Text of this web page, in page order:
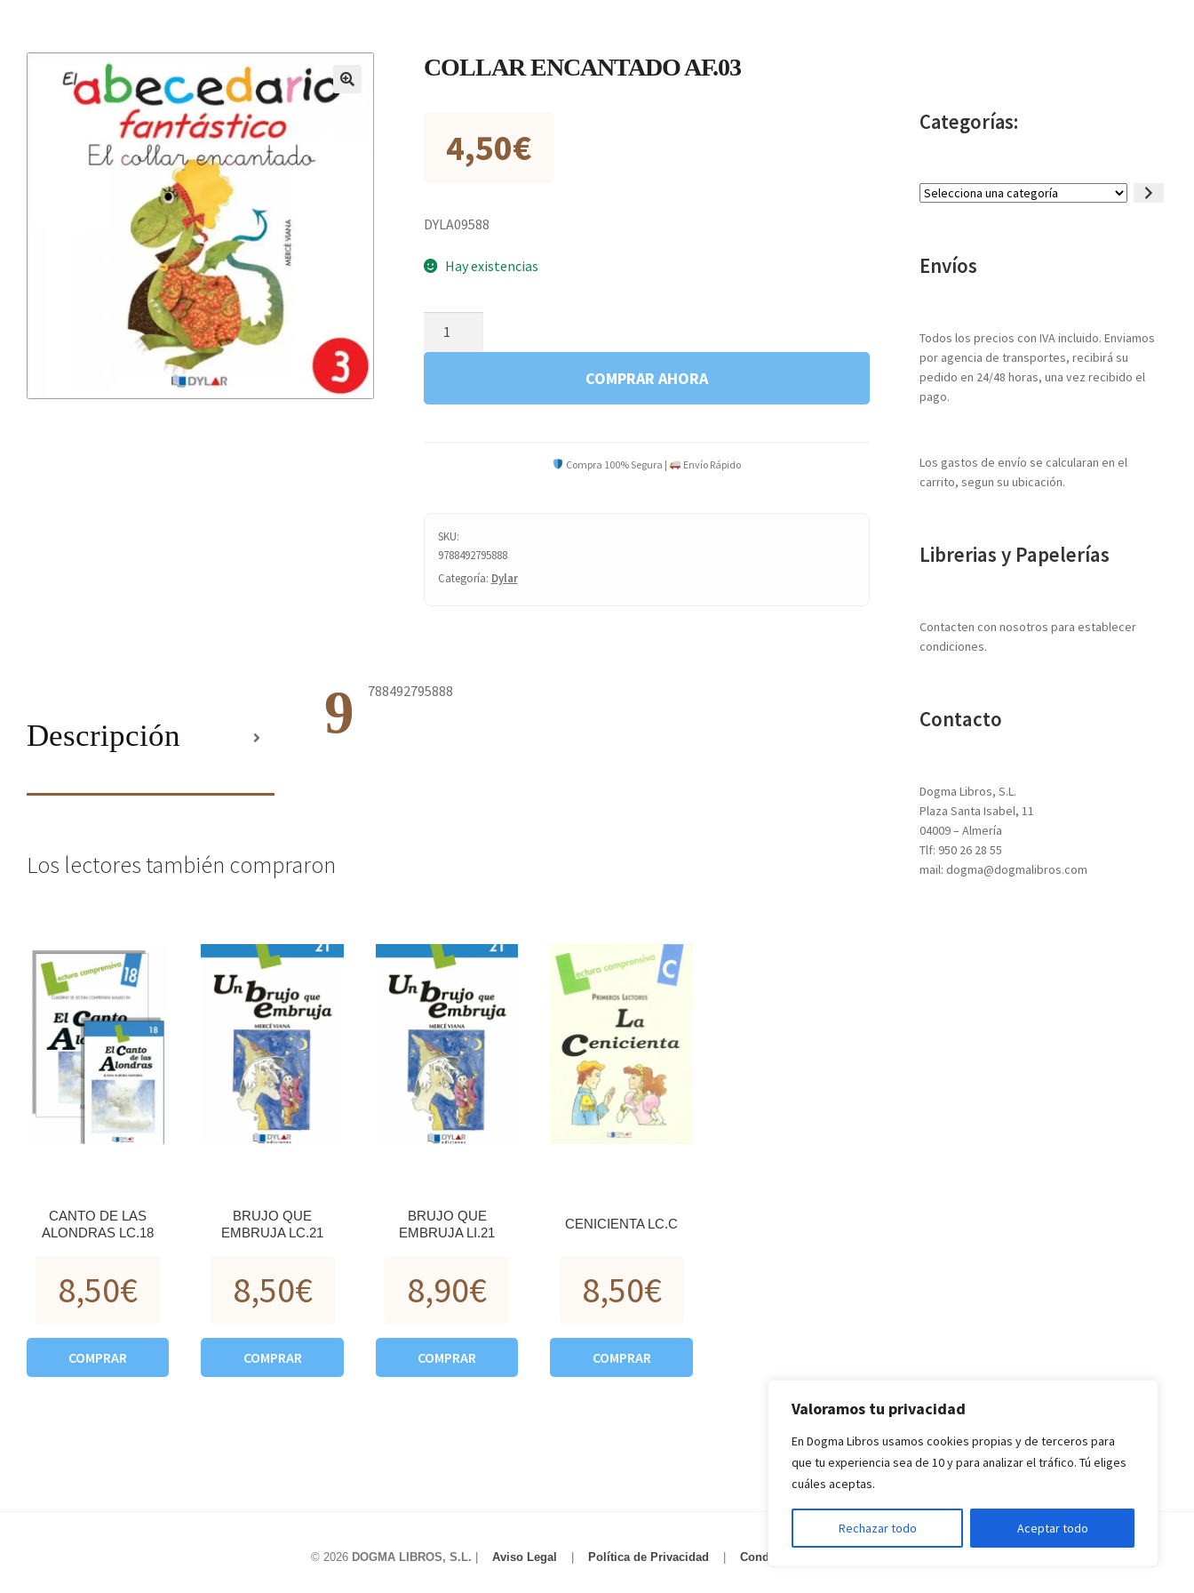
Valoramos tu privacidad
En Dogma Libros usamos cookies propias y de terceros para
que tu experiencia sea de 10 y para analizar el tráfico. Tú eliges
cuáles aceptas.
Rechazar todo Aceptar todo
COLLAR ENCANTADO AF.03
4,50€
DYLA09588
Hay existencias
COMPRAR AHORA
Compra 100% Segura | Envío Rápido
SKU:
9788492795888
Categoría: Dylar
Descripción 9 788492795888
Los lectores también compraron
CANTO DE LAS
ALONDRAS LC.18
8,50€
COMPRAR
BRUJO QUE
EMBRUJA LC.21
8,50€
COMPRAR
BRUJO QUE
EMBRUJA LI.21
8,90€
COMPRAR
CENICIENTA LC.C
8,50€
COMPRAR
Categorías:
Selecciona
Envíos
Todos los precios con IVA incluido. Enviamos
por agencia de transportes, recibirá su
pedido en 24/48 horas, una vez recibido el
pago.
Los gastos de envío se calcularan en el
carrito, segun su ubicación.
Librerias y Papelerías
Contacten con nosotros para establecer
condiciones.
Contacto
Dogma Libros, S.L.
Plaza Santa Isabel, 11
04009 – Almería
Tlf: 950 26 28 55
mail: dogma@dogmalibros.com
© 2026 DOGMA LIBROS, S.L. Aviso Legal Política de Privacidad Condiciones de Compra